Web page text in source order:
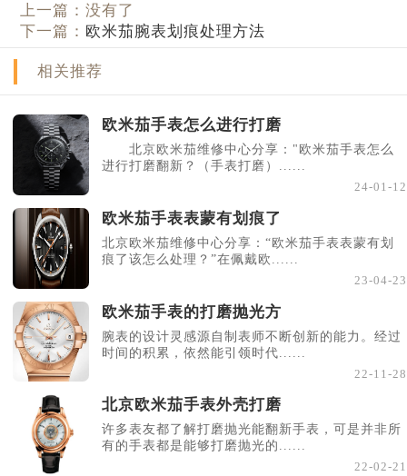
上一篇：没有了
下一篇： 欧米茄腕表划痕处理方法
相关推荐
欧米茄手表怎么进行打磨
北京欧米茄维修中心分享："欧米茄手表怎么
进行打磨翻新？（手表打磨）......
24-01-12
欧米茄手表表蒙有划痕了
北京欧米茄维修中心分享：“欧米茄手表表蒙有划
痕了该怎么处理？”在佩戴欧......
23-04-23
欧米茄手表的打磨抛光方
腕表的设计灵感源自制表师不断创新的能力。经过
时间的积累，依然能引领时代......
22-11-28
北京欧米茄手表外壳打磨
许多表友都了解打磨抛光能翻新手表，可是并非所
有的手表都是能够打磨抛光的......
22-02-21